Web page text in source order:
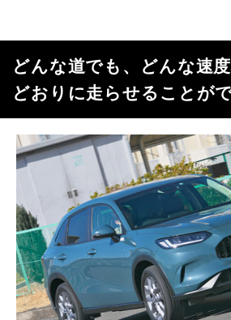
どんな道でも、どんな速
どおりに走らせることが